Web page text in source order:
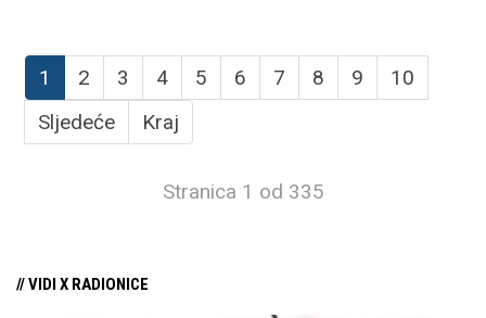
1 2 3 4 5 6 7 8 9
10
Sljedeće
Kraj
Stranica 1 od 335
// VIDI X RADIONICE